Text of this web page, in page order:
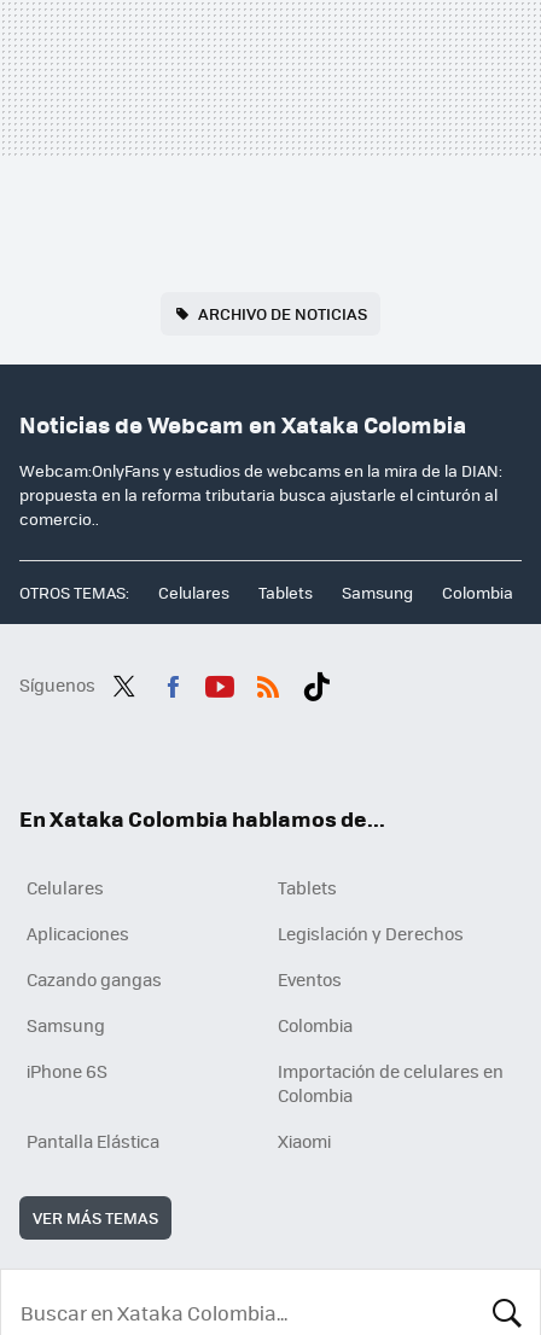
ARCHIVO DE NOTICIAS
Noticias de Webcam en Xataka Colombia
Webcam:OnlyFans y estudios de webcams en la mira de la DIAN:
propuesta en la reforma tributaria busca ajustarle el cinturón al
comercio..
OTROS TEMAS: Celulares Tablets Samsung Colombia
Síguenos
En Xataka Colombia hablamos de...
Celulares
Tablets
Aplicaciones
Legislación y Derechos
Cazando gangas
Eventos
Samsung
Colombia
iPhone 6S
Importación de celulares en
Colombia
Pantalla Elástica
Xiaomi
VER MÁS TEMAS